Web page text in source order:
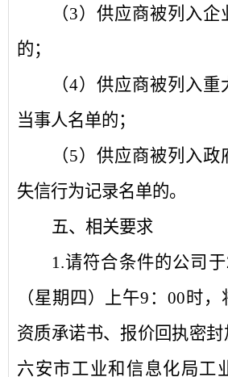
（3） 供应商被列入企
的；
（4） 供应商被列入重
当事人名单的；
（5） 供应商被列入政
失信行为记录名单的。
五、相关要求
1.请符合条件的公司 于
（星期四 ） 上午9 ：00 时，
资质承诺书、报价回执密封
六安市工业和信息化局工